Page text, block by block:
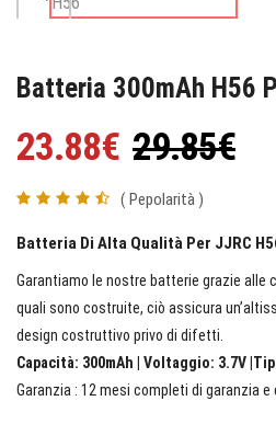
Batteria 300mAh H56
23.88€ 29.85€
( Pepolarità )
Batteria Di Alta Qualità Per JJRC
Garantiamo le nostre batterie grazie alle
quali sono costruite, ciò assicura
design costruttivo privo di difetti.
Capacità: 300mAh | Voltaggio: 3.7V
Garanzia : 12 mesi completi di garanzia e